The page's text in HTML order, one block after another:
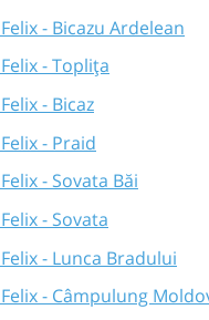
- Bicazu Ardelean
- Toplița
- Bicaz
- Praid
- Sovata Băi
- Sovata
- Lunca Bradului
- Câmpulung